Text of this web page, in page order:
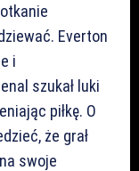
Everton
i
szukał luki
piłkę. O
że grał
swoje